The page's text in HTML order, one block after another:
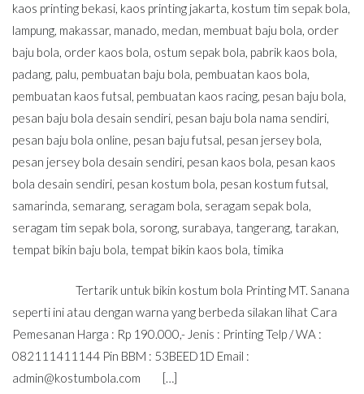
kaos printing bekasi, kaos printing jakarta, kostum tim sepak bola,
lampung, makassar, manado, medan, membuat baju bola, order
baju bola, order kaos bola, ostum sepak bola, pabrik kaos bola,
padang, palu, pembuatan baju bola, pembuatan kaos bola,
pembuatan kaos futsal, pembuatan kaos racing, pesan baju bola,
pesan baju bola desain sendiri, pesan baju bola nama sendiri,
pesan baju bola online, pesan baju futsal, pesan jersey bola,
pesan jersey bola desain sendiri, pesan kaos bola, pesan kaos
bola desain sendiri, pesan kostum bola, pesan kostum futsal,
samarinda, semarang, seragam bola, seragam sepak bola,
seragam tim sepak bola, sorong, surabaya, tangerang, tarakan,
tempat bikin baju bola, tempat bikin kaos bola, timika
Tertarik untuk bikin kostum bola Printing MT. Sanana
seperti ini atau dengan warna yang berbeda silakan lihat Cara
Pemesanan Harga : Rp 190.000,- Jenis : Printing Telp / WA :
082111411144 Pin BBM : 53BEED1D Email :
admin@kostumbola.com […]